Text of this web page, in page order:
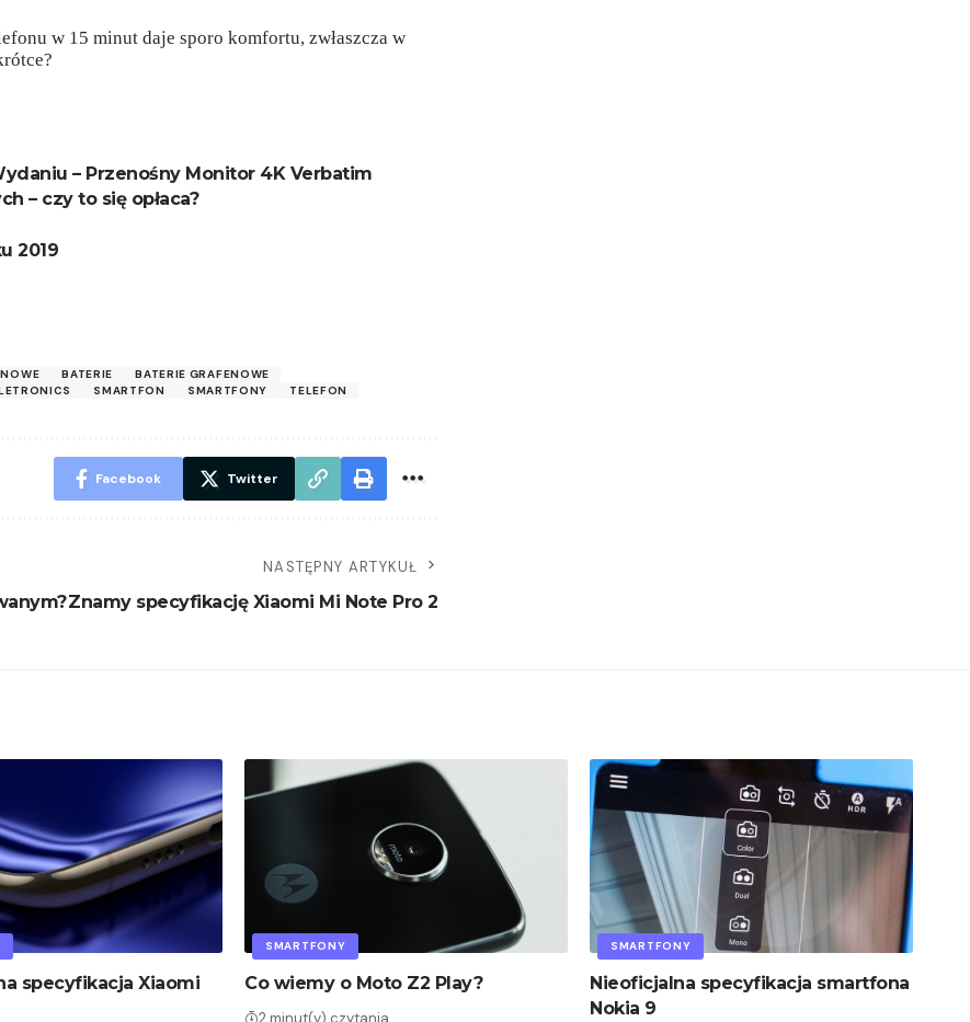
w 15 minut daje sporo komfortu, zwłaszcza w
– Przenośny Monitor 4K Verbatim
– czy to się opłaca?
2019
BATERIE
BATERIE GRAFENOWE
SMARTFON SMARTFONY TELEFON
Facebook Twitter
NASTĘPNY ARTYKUŁ
Znamy specyfikację Xiaomi Mi Note Pro 2
specyfikacja Xiaomi
SMARTFONY
Co wiemy o Moto Z2 Play?
2 minut(y) czytania
SMARTFONY
Nieoficjalna specyfikacja smartfona
Nokia 9